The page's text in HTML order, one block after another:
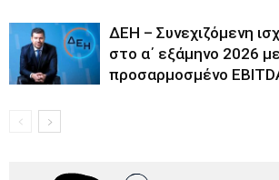
ΔΕΗ – Συνεχιζόμενη
στο α΄ εξάμηνο 2026 με
προσαρμοσμένο